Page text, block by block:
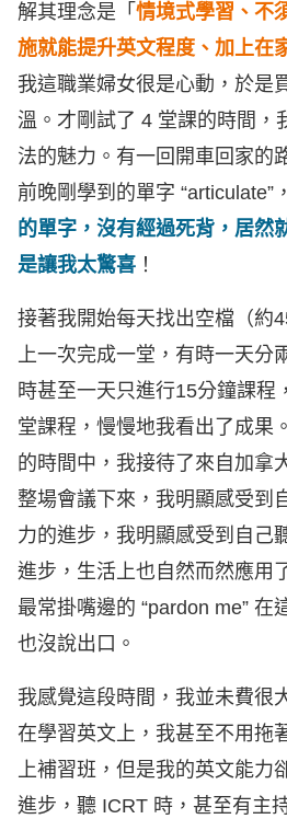
解其理念是「 情境式學習、不
施就能提升英文程度、加上在
我這職業婦女很是心動，於是
溫。才剛試了 4 堂課的時間，
法的魅力。有一回開車回家的
前晚剛學到的單字 “articulate”
的單字，沒有經過死背，居然
是讓我太驚喜 ！
接著我開始每天找出空檔（約
上一次完成一堂，有時一天分
時甚至一天只進行15分鐘課程
堂課程，慢慢地我看出了成果
的時間中，我接待了來自加拿
整場會議下來，我明顯感受到
力的進步，我明顯感受到自己
進步，生活上也自然而然應用
最常掛嘴邊的 “pardon me” 在
也沒說出口。
我感覺這段時間，我並未費很
在學習英文上，我甚至不用拖
上補習班，但是我的英文能力
進步，聽 ICRT 時，甚至有主